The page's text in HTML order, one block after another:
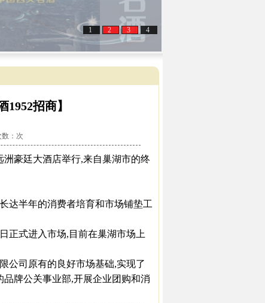
1 2 3 4
招商】
： 次
豪廷大酒店举行,来自巢湖市的终
半年的消费者培育和市场铺垫工
式进入市场,目前在巢湖市场上
司原有的良好市场基础,实现了
牌公关事业部,开展企业团购和消